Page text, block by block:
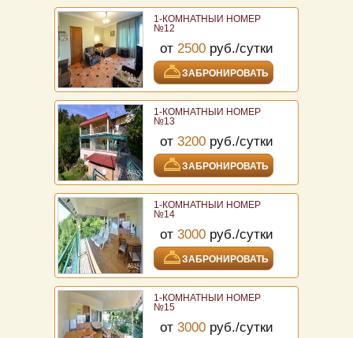
1-КОМНАТНЫЙ НОМЕР
№12
от 2500 руб./сутки
ЗАБРОНИРОВАТЬ
1-КОМНАТНЫЙ НОМЕР
№13
от 3200 руб./сутки
ЗАБРОНИРОВАТЬ
1-КОМНАТНЫЙ НОМЕР
№14
от 3000 руб./сутки
ЗАБРОНИРОВАТЬ
1-КОМНАТНЫЙ НОМЕР
№15
от 3000 руб./сутки